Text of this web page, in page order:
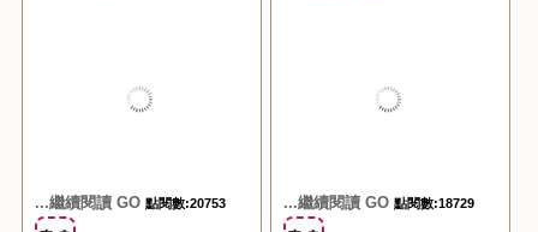
...繼續閱讀 GO 點閱數:20753 ...繼續閱讀 GO 點閱數:18729